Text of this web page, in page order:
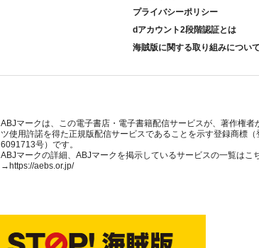
プライバシーポリシー
dアカウント2段階認証とは
海賊版に関する取り組みについて
ABJマークは、この電子書店・電子書籍配信サービスが、著作権者
ツ使用許諾を得た正規版配信サービスであることを示す登録商標（
6091713号）です。
ABJマークの詳細、ABJマークを掲示しているサービスの一覧はこ
→ https://aebs.or.jp/